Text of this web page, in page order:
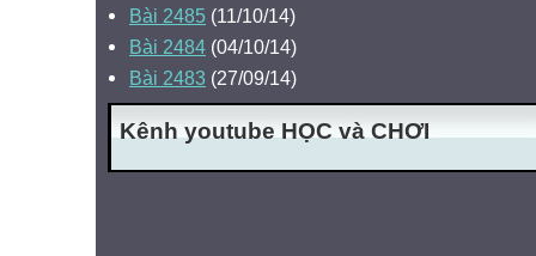
Bài 2485 (11/10/14)
Bài 2484 (04/10/14)
Bài 2483 (27/09/14)
Kênh youtube HỌC và CHƠI